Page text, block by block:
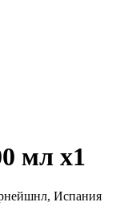
мл x1
Испания